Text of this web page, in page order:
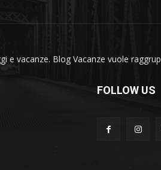
e vacanze. Blog Vacanze vuole
FOLLOW US